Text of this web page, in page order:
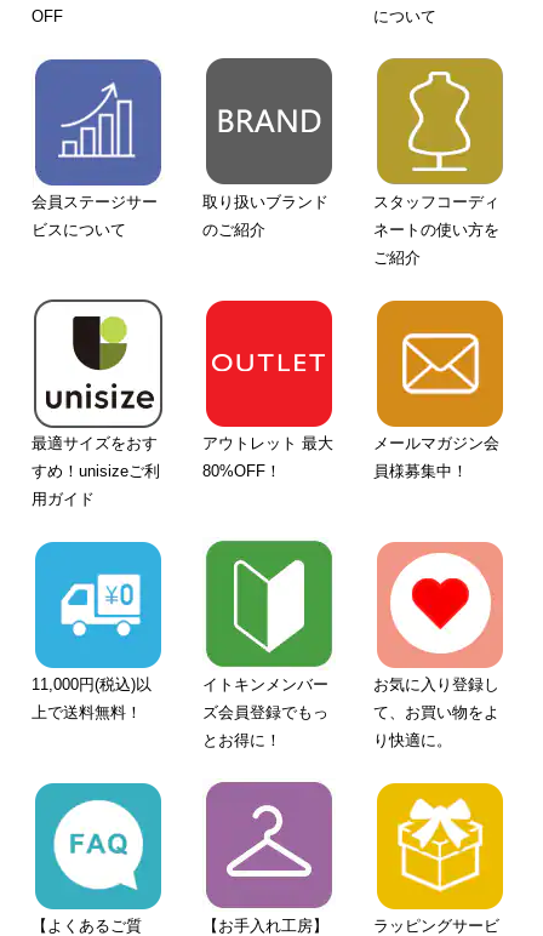
OFF
について
会員ステージサー
ビスについて
取り扱いブランド
のご紹介
スタッフコーディ
ネートの使い方を
ご紹介
最適サイズをおす
すめ！unisizeご利
用ガイド
アウトレット 最大
80%OFF！
メールマガジン会
員様募集中！
11,000円(税込)以
上で送料無料！
イトキンメンバー
ズ会員登録でもっ
とお得に！
お気に入り登録し
て、お買い物をよ
り快適に。
【よくあるご質
【お手入れ工房】
ラッピングサービ